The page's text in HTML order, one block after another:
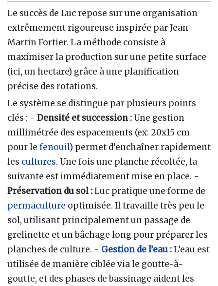
Le succès de Luc repose sur une organisation
extrêmement rigoureuse inspirée par Jean-
Martin Fortier. La méthode consiste à
maximiser la production sur une petite surface
(ici, un hectare) grâce à une planification
précise des rotations.
Le système se distingue par plusieurs points
clés : - Densité et succession :Une gestion
millimétrée des espacements (ex: 20x15 cm
pour le fenouil) permet d’enchaîner rapidement
les cultures. Une fois une planche récoltée, la
suivante est immédiatement mise en place. -
Préservation du sol :Luc pratique une forme de
permaculture optimisée. Il travaille très peu le
sol, utilisant principalement un passage de
grelinette et un bâchage long pour préparer les
planches de culture. - Gestion de l’eau :L’eau est
utilisée de manière ciblée via le goutte-à-
goutte, et des phases de bassinage aident les